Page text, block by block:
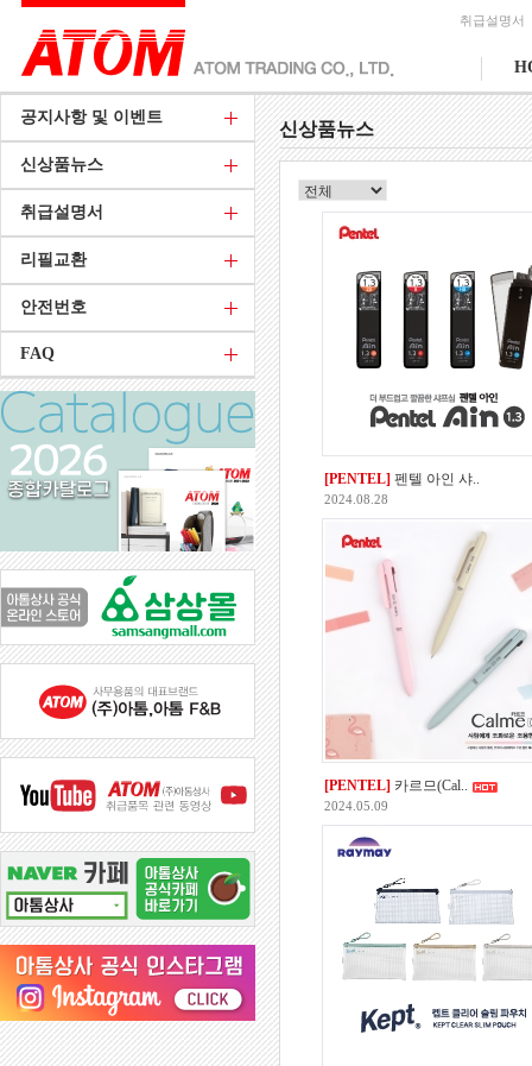
취급설명서
공지사항 및 이벤트
신상품뉴스
취급설명서
리필교환
안전번호
FAQ
신상품뉴스
[PENTEL] 펜텔 아인 샤..
2024.08.28
[PENTEL] 카르므(Cal..
2024.05.09